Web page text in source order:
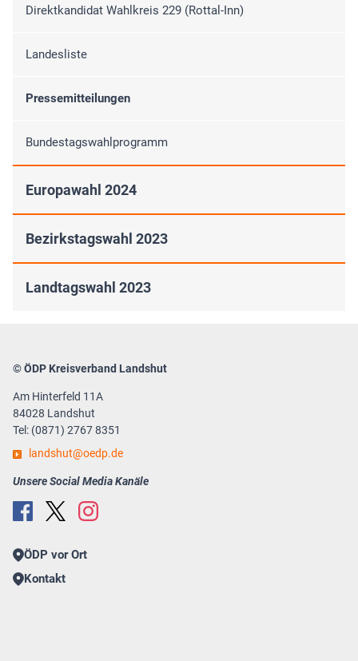
Direktkandidat Wahlkreis 229 (Rottal-Inn)
Landesliste
Pressemitteilungen
Bundestagswahlprogramm
Europawahl 2024
Bezirkstagswahl 2023
Landtagswahl 2023
© ÖDP Kreisverband Landshut
Am Hinterfeld 11A
84028 Landshut
Tel: (0871) 2767 8351
landshut
oedp.de
Unsere Social Media Kanäle
ÖDP vor Ort
Kontakt